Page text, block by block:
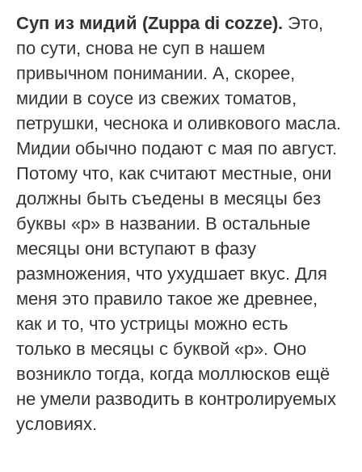
Суп из мидий (Zuppa di cozze). Это,
по сути, снова не суп в нашем
привычном понимании. А, скорее,
мидии в соусе из свежих томатов,
петрушки, чеснока и оливкового масла.
Мидии обычно подают с мая по август.
Потому что, как считают местные, они
должны быть съедены в месяцы без
буквы «р» в названии. В остальные
месяцы они вступают в фазу
размножения, что ухудшает вкус. Для
меня это правило такое же древнее,
как и то, что устрицы можно есть
только в месяцы с буквой «р». Оно
возникло тогда, когда моллюсков ещё
не умели разводить в контролируемых
условиях.